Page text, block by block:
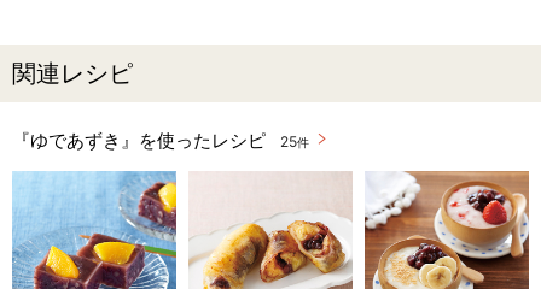
関連レシピ
『ゆであずき』を使ったレシピ 25件